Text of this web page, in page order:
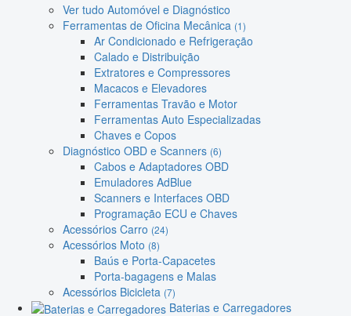
Ver tudo Automóvel e Diagnóstico
Ferramentas de Oficina Mecânica (1)
Ar Condicionado e Refrigeração
Calado e Distribuição
Extratores e Compressores
Macacos e Elevadores
Ferramentas Travão e Motor
Ferramentas Auto Especializadas
Chaves e Copos
Diagnóstico OBD e Scanners (6)
Cabos e Adaptadores OBD
Emuladores AdBlue
Scanners e Interfaces OBD
Programação ECU e Chaves
Acessórios Carro (24)
Acessórios Moto (8)
Baús e Porta-Capacetes
Porta-bagagens e Malas
Acessórios Bicicleta (7)
Baterias e Carregadores